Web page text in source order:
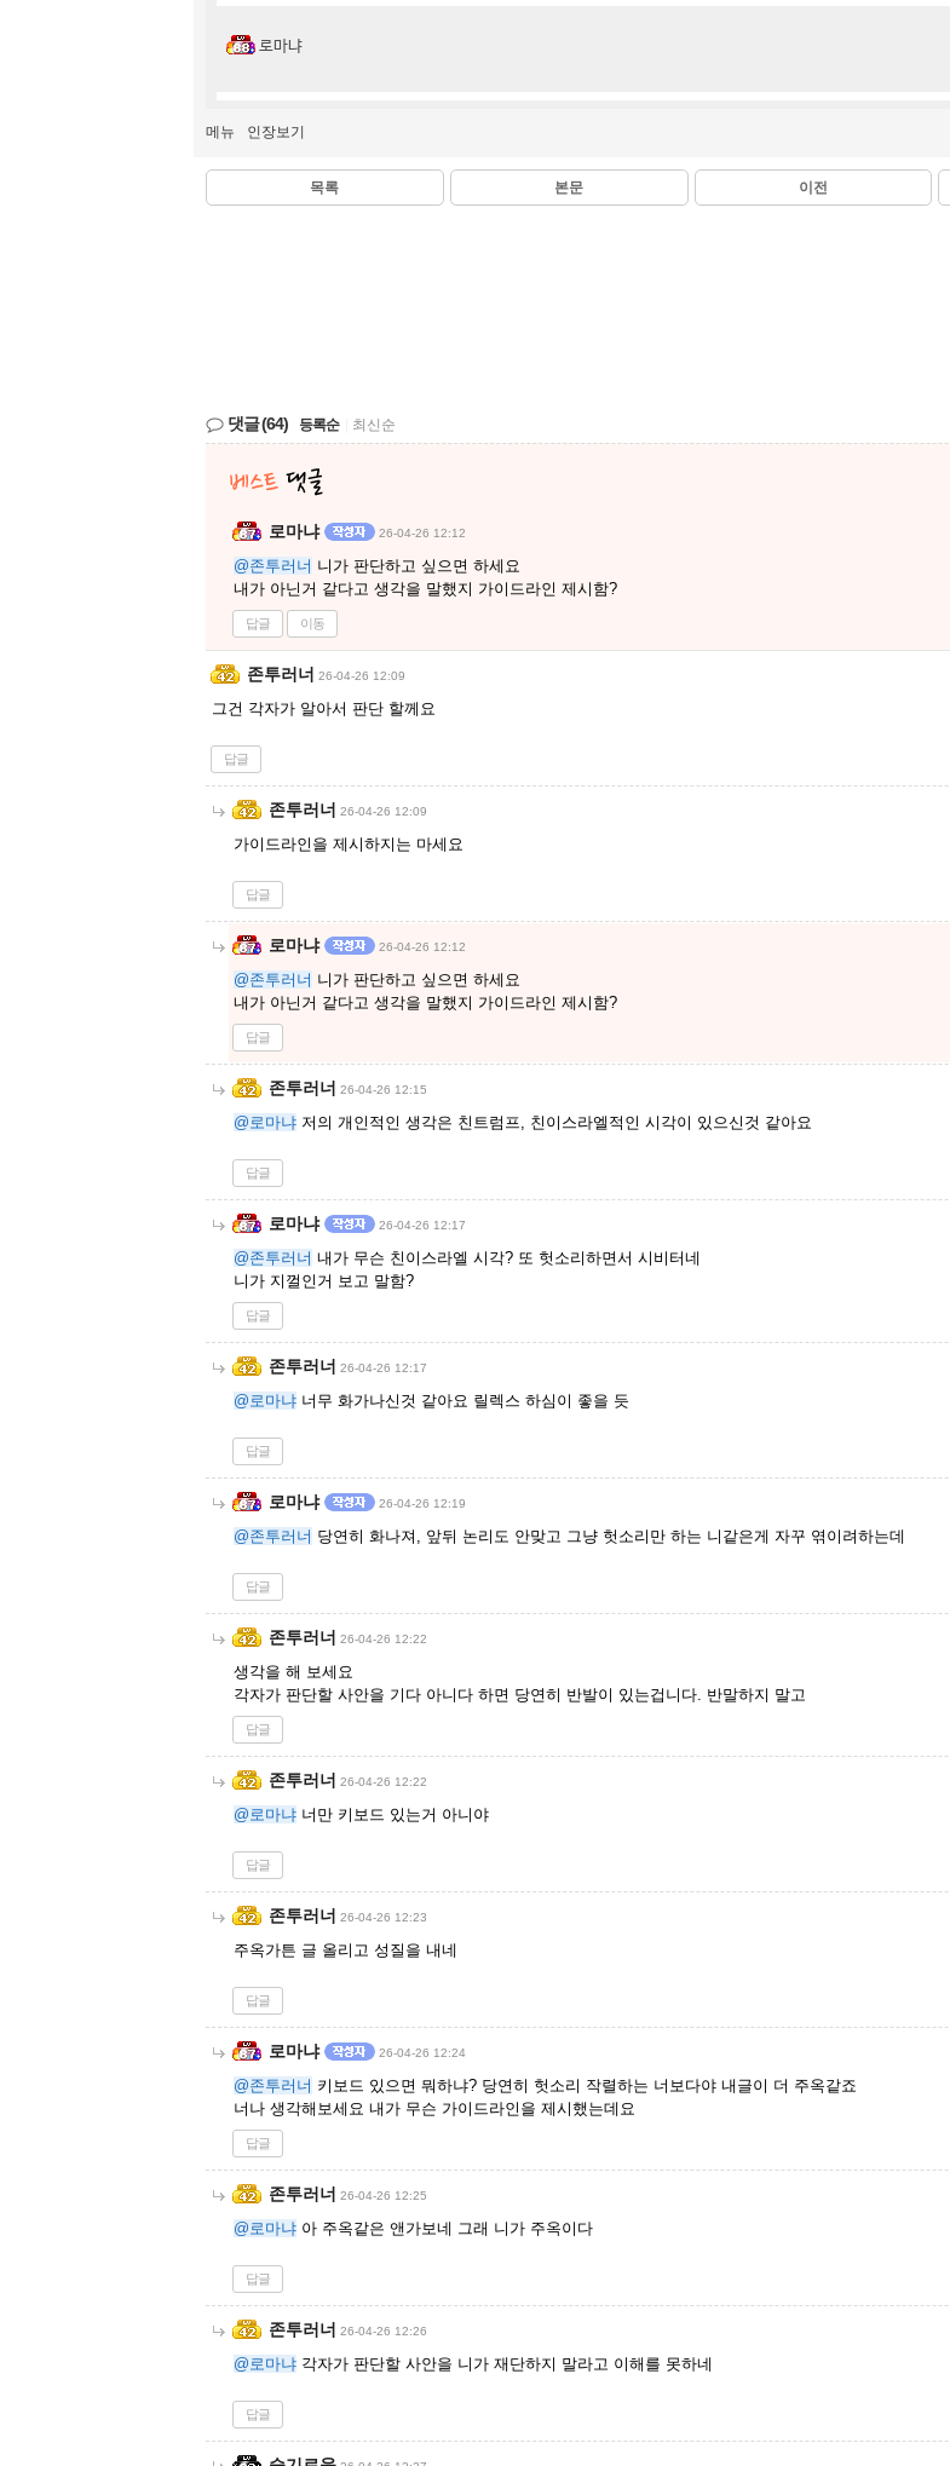
로마냐
메뉴 인장보기
목록 본문 이전
댓글(64) 등록순 최신순
로마냐 26-04-26 12:12
@존투러너 니가 판단하고 싶으면 하세요
내가 아닌거 같다고 생각을 말했지 가이드라인 제시함?
답글 이동
존투러너 26-04-26 12:09
그건 각자가 알아서 판단 할께요
답글
존투러너 26-04-26 12:09
가이드라인을 제시하지는 마세요
답글
로마냐 26-04-26 12:12
@존투러너 니가 판단하고 싶으면 하세요
내가 아닌거 같다고 생각을 말했지 가이드라인 제시함?
답글
존투러너 26-04-26 12:15
@로마냐 저의 개인적인 생각은 친트럼프, 친이스라엘적인 시각이 있으신것 같아요
답글
로마냐 26-04-26 12:17
@존투러너 내가 무슨 친이스라엘 시각? 또 헛소리하면서 시비터네
니가 지껄인거 보고 말함?
답글
존투러너 26-04-26 12:17
@로마냐 너무 화가나신것 같아요 릴렉스 하심이 좋을 듯
답글
로마냐 26-04-26 12:19
@존투러너 당연히 화나져, 앞뒤 논리도 안맞고 그냥 헛소리만 하는 니같은게 자꾸 엮이려하는데
답글
존투러너 26-04-26 12:22
생각을 해 보세요
각자가 판단할 사안을 기다 아니다 하면 당연히 반발이 있는겁니다. 반말하지 말고
답글
존투러너 26-04-26 12:22
@로마냐 너만 키보드 있는거 아니야
답글
존투러너 26-04-26 12:23
주옥가튼 글 올리고 성질을 내네
답글
로마냐 26-04-26 12:24
@존투러너 키보드 있으면 뭐하냐? 당연히 헛소리 작렬하는 너보다야 내글이 더 주옥같죠
너나 생각해보세요 내가 무슨 가이드라인을 제시했는데요
답글
존투러너 26-04-26 12:25
@로마냐 아 주옥같은 앤가보네 그래 니가 주옥이다
답글
존투러너 26-04-26 12:26
@로마냐 각자가 판단할 사안을 니가 재단하지 말라고 이해를 못하네
답글